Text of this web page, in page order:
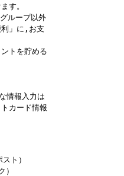
す。
ループ以外
利」に,お支
トを貯める
情報入力は
カード情報
ト）